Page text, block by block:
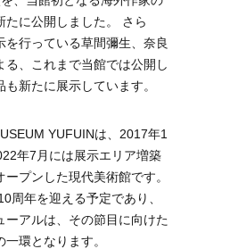
たに公開しました。 さら
を行っている草間彌生、奈良
る、これまで当館では公開し
新たに展示しています。
YUFUINは、2017年1
年7月には展示エリア増築
プンした現代美術館です。
周年を迎える予定であり、
ーアルは、その節目に向けた
環となります。